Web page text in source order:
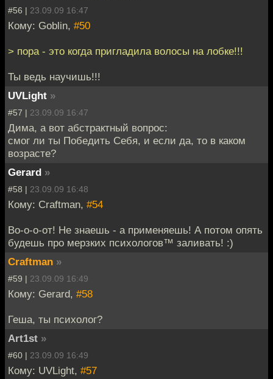
#56 | 23.09.09 16:47
Кому: Goblin, #50
> пора - это когда пригладила волосы на лобке!!!
Ты ведь научишь!!!
UVLight »
#57 | 23.09.09 16:47
Дима, а вот абстрактный вопрос:
смог ли ты Победить Себя, и если да, то в каком
возрасте?
Gerard »
#58 | 23.09.09 16:48
Кому: Craftman, #54
Во-о-о-от! Не знаешь - а применяешь! А потом опять
будешь про мерзких психологов™ заливать! :)
Craftman »
#59 | 23.09.09 16:49
Кому: Gerard, #58
Геша, ты психолог?
Art1st »
#60 | 23.09.09 16:49
Кому: UVLight, #57